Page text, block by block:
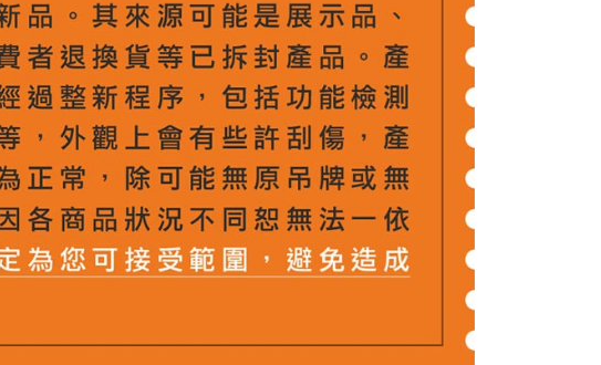
／ATM／網路銀行／等多元方式進行付款，方視為交易完成。
絡購買商品的店家。未經商家同意取消之訂單仍視為有效，需透過AFTEE
先享後付繳納相關費用。
※ 交易是否成功請以「AFTEE先享後付 」之結帳頁面顯示為準，若有關於
是否繳費成功／繳費後需取消欲退款等相關疑問，請聯繫「AFTEE先享後
付客戶支援中心」https://netprotections.freshdesk.com/support/home
【注意事項】
１．透過由恩沛科技股份有限公司提供之「AFTEE先享後付」服務完成之
交易，需依本服務之必要範圍內提供個人資料，並將交易相關給付款項請
求債權轉讓予恩沛科技股份有限公司。
２．關於個人資料處理事宜，請瀏覽以下網址：
https://aftee.tw/terms/#terms3
每筆NT$60，滿NT$399(含以上)免運費
7-11取貨付款
每筆NT$60，滿NT$399(含以上)免運費
每筆NT$75，滿NT$399(含以上)免運費
付款後門市自取
免運費